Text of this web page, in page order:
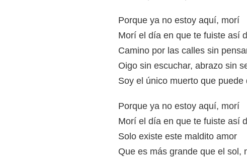
Porque ya no estoy aquí, morí
Morí el día en que te fuiste así
Camino por las calles sin
Oigo sin escuchar, abrazo sin
Soy el único muerto que puede
Porque ya no estoy aquí, morí
Morí el día en que te fuiste así
Solo existe este maldito amor
Que es más grande que el sol,